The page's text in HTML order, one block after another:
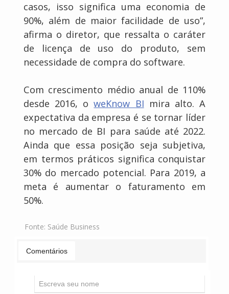
casos, isso significa uma economia de
90%, além de maior facilidade de uso”,
afirma o diretor, que ressalta o caráter
de licença de uso do produto, sem
necessidade de compra do software.
Com crescimento médio anual de 110%
desde 2016, oweKnow BI mira alto. A
expectativa da empresa é se tornar líder
no mercado de BI para saúde até 2022.
Ainda que essa posição seja subjetiva,
em termos práticos significa conquistar
30% do mercado potencial. Para 2019, a
meta é aumentar o faturamento em
50%.
Fonte: Saúde Business
Comentários